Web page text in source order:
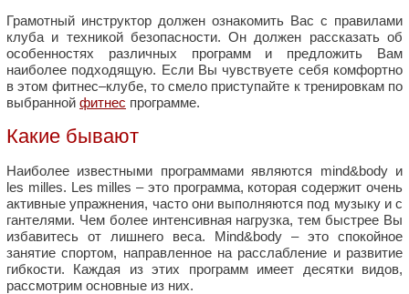
Грамотный инструктор должен ознакомить Вас с правилами
клуба и техникой безопасности. Он должен рассказать об
особенностях различных программ и предложить Вам
наиболее подходящую. Если Вы чувствуете себя комфортно
в этом фитнес–клубе, то смело приступайте к тренировкам по
выбранной фитнес программе.
Какие бывают
Наиболее известными программами являются mind&body и
les milles. Les milles – это программа, которая содержит очень
активные упражнения, часто они выполняются под музыку и с
гантелями. Чем более интенсивная нагрузка, тем быстрее Вы
избавитесь от лишнего веса. Mind&body – это спокойное
занятие спортом, направленное на расслабление и развитие
гибкости. Каждая из этих программ имеет десятки видов,
рассмотрим основные из них.